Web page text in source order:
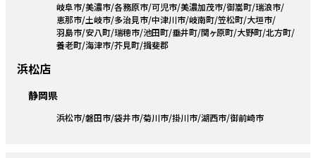
岐阜市 美濃市 各務原市 可児市 美濃加茂市 御嵩町 瑞浪市
恵那市 土岐市 多治見市 中津川市 岐南町 笠松町 大垣市
羽島市 安八町 瑞穂市 池田町 垂井町 関ヶ原町 大野町 北方町
養老町 海津市 芥見町 揖斐郡
浜松店
静岡県
浜松市 磐田市 袋井市 菊川市 掛川市 湖西市 御前崎市